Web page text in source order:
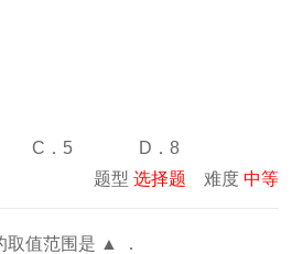
C．5 D．8
题型 选择题 难度 中等
取值范围是 ▲ ．